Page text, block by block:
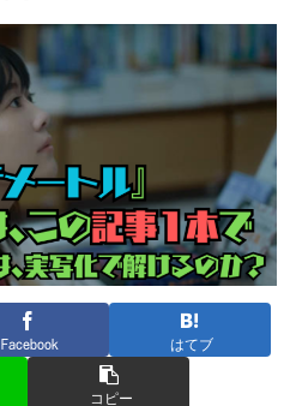
Facebook はてブ
コピー